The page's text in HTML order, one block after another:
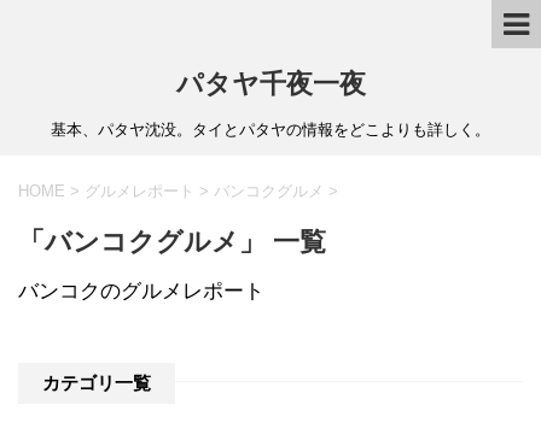
パタヤ千夜一夜
基本、パタヤ沈没。タイとパタヤの情報をどこよりも詳しく。
HOME > グルメレポート > バンコクグルメ >
「バンコクグルメ」 一覧
バンコクのグルメレポート
カテゴリ一覧